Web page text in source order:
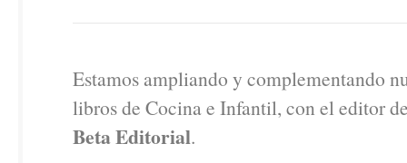
Estamos ampliando y complementando
libros de Cocina e Infantil, con el editor
Beta Editorial.